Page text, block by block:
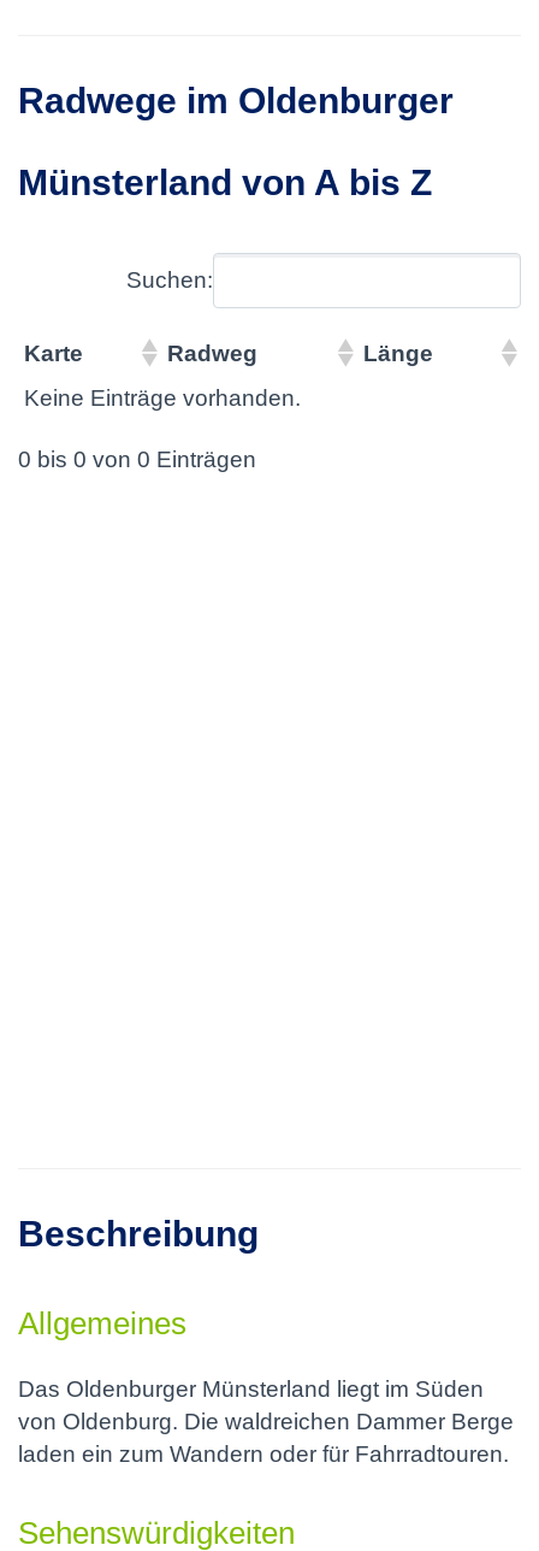
Radwege im Oldenburger
Münsterland von A bis Z
Suchen:
Karte Radweg
Länge
Keine Einträge vorhanden.
0 bis 0 von 0 Einträgen
Beschreibung
Allgemeines
Das Oldenburger Münsterland liegt im Süden
von Oldenburg. Die waldreichen Dammer Berge
laden ein zum Wandern oder für Fahrradtouren.
Sehenswürdigkeiten